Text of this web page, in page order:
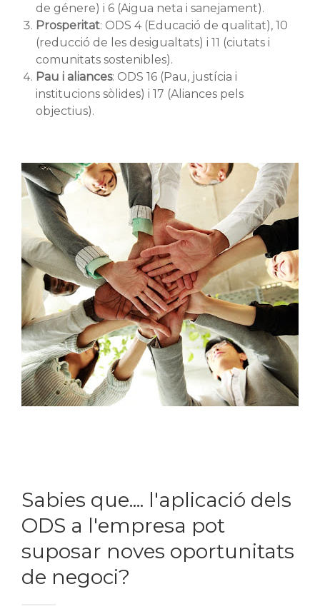
de génere) i 6 (Aigua neta i sanejament).
Prosperitat: ODS 4 (Educació de qualitat), 10
(reducció de les desigualtats) i 11 (ciutats i
comunitats sostenibles).
Pau i aliances: ODS 16 (Pau, justícia i
institucions sòlides) i 17 (Aliances pels
objectius).
Sabies que.... l'aplicació dels
ODS a l'empresa pot
suposar noves oportunitats
de negoci?